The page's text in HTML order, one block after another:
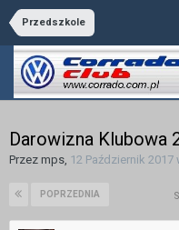
Przedszkole
Darowizna Klubowa
Przez mps, 12 Październik 2017
POPRZEDNIA